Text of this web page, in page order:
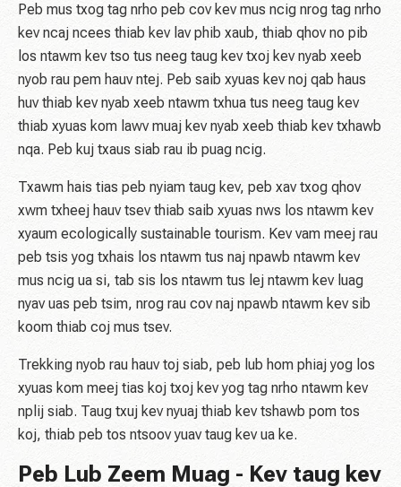
Peb mus txog tag nrho peb cov kev mus ncig nrog tag nrho
kev ncaj ncees thiab kev lav phib xaub, thiab qhov no pib
los ntawm kev tso tus neeg taug kev txoj kev nyab xeeb
nyob rau pem hauv ntej. Peb saib xyuas kev noj qab haus
huv thiab kev nyab xeeb ntawm txhua tus neeg taug kev
thiab xyuas kom lawv muaj kev nyab xeeb thiab kev txhawb
nqa. Peb kuj txaus siab rau ib puag ncig.
Txawm hais tias peb nyiam taug kev, peb xav txog qhov
xwm txheej hauv tsev thiab saib xyuas nws los ntawm kev
xyaum ecologically sustainable tourism. Kev vam meej rau
peb tsis yog txhais los ntawm tus naj npawb ntawm kev
mus ncig ua si, tab sis los ntawm tus lej ntawm kev luag
nyav uas peb tsim, nrog rau cov naj npawb ntawm kev sib
koom thiab coj mus tsev.
Trekking nyob rau hauv toj siab, peb lub hom phiaj yog los
xyuas kom meej tias koj txoj kev yog tag nrho ntawm kev
nplij siab. Taug txuj kev nyuaj thiab kev tshawb pom tos
koj, thiab peb tos ntsoov yuav taug kev ua ke.
Peb Lub Zeem Muag - Kev taug kev